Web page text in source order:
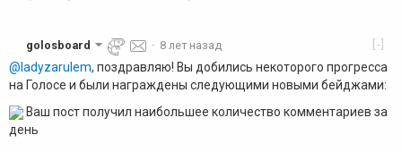
[-]
golosboard · 8 лет назад
@ladyzarulem, поздравляю! Вы добились некоторого прогресса
на Голосе и были награждены следующими новыми бейджами:
Ваш пост получил наибольшее количество комментариев за
день